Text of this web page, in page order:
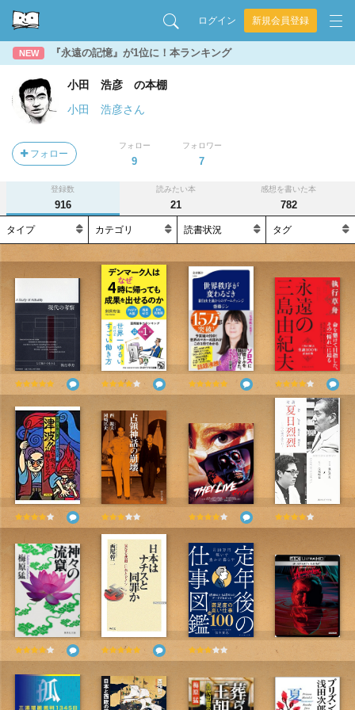
ログイン 新規会員登録
NEW 『永遠の記憶』が1位に！本ランキング
小田 浩彦 の本棚
小田 浩彦さん
フォロー
フォロー
9
フォロワー
7
登録数
916
読みたい本
21
感想を書いた本
782